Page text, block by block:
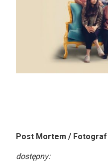
Post Mortem /
dostępny: